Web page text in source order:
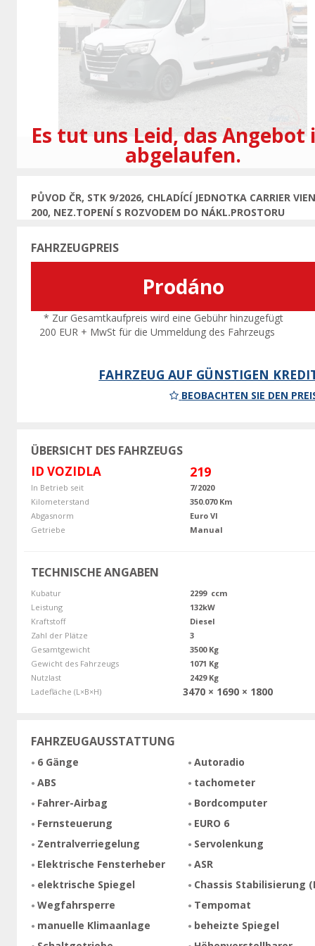
Vorherige
Es tut uns Leid, das Angebot
abgelaufen.
PŮVOD ČR, STK 9/2026, CHLADÍCÍ JEDNOTKA CARRIER
200, NEZ.TOPENÍ S ROZVODEM DO NÁKL.PROSTORU
FAHRZEUGPREIS
Prodáno
* Zur Gesamtkaufpreis wird eine Gebühr hinzugefügt
200 EUR + MwSt für die Ummeldung des Fahrzeugs
FAHRZEUG AUF GÜNSTIGEN
BEOBACHTEN SIE DEN
ÜBERSICHT DES FAHRZEUGS
ID VOZIDLA 219
In Betrieb seit
7/2020
Kilometerstand
350.070 Km
Abgasnorm
Euro VI
Getriebe
Manual
TECHNISCHE ANGABEN
Kubatur
2299 ccm
Leistung
132kW
Kraftstoff
Diesel
Zahl der Plätze
3
Gesamtgewicht
3500 Kg
Gewicht des Fahrzeugs
1071 Kg
Nutzlast
2429 Kg
Ladefläche (L×B×H)
3470 × 1690 × 1800
FAHRZEUGAUSSTATTUNG
6 Gänge
ABS
Fahrer-Airbag
Fernsteuerung
Zentralverriegelung
Elektrische Fensterheber
elektrische Spiegel
Wegfahrsperre
manuelle Klimaanlage
Autoradio
tachometer
Bordcomputer
EURO 6
Servolenkung
ASR
Chassis Stabilisierung
Tempomat
beheizte Spiegel